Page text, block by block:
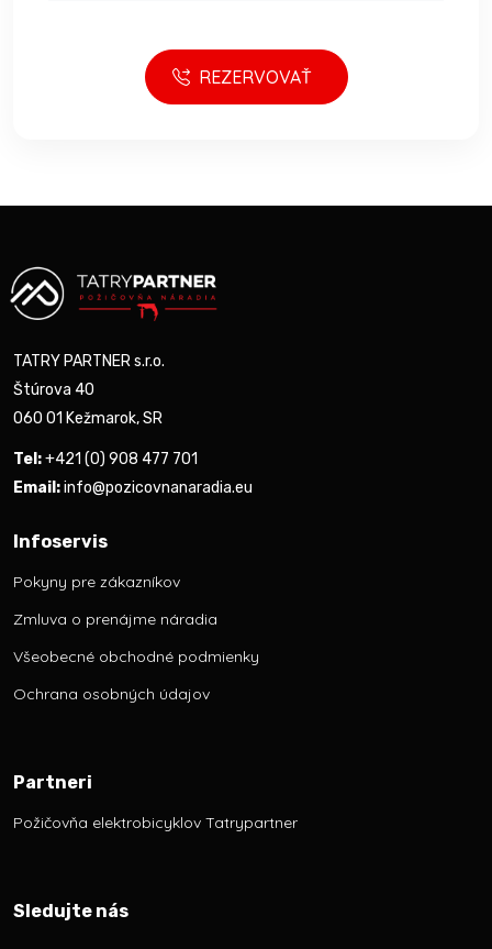
REZERVOVAŤ
TATRY PARTNER s.r.o.
Štúrova 40
060 01 Kežmarok, SR
Tel:+421 (0) 908 477 701
Email:info@pozicovnanaradia.eu
Infoservis
Pokyny pre zákazníkov
Zmluva o prenájme náradia
Všeobecné obchodné podmienky
Ochrana osobných údajov
Partneri
Požičovňa elektrobicyklov Tatrypartner
Sledujte nás